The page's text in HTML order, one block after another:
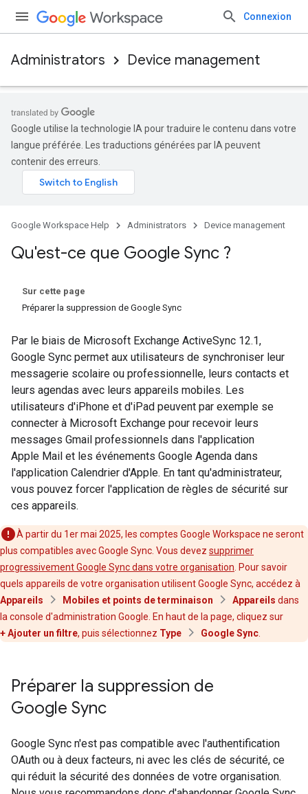
Connexion
Administrators Device management
Google utilise la technologie IA pour traduire le contenu dans votre
langue préférée. Les traductions générées par IA peuvent
contenir des erreurs.
Google Workspace Help Administrators Device management
Qu'est-ce que Google Sync ?
Sur cette page
Préparer la suppression de Google Sync
Par le biais de Microsoft Exchange ActiveSync 12.1,
Google Sync permet aux utilisateurs de synchroniser leur
messagerie scolaire ou professionnelle, leurs contacts et
leurs agendas avec leurs appareils mobiles. Les
utilisateurs d'iPhone et d'iPad peuvent par exemple se
connecter à Microsoft Exchange pour recevoir leurs
messages Gmail professionnels dans l'application
Apple Mail et les événements Google Agenda dans
l'application Calendrier d'Apple. En tant qu'administrateur,
vous pouvez forcer l'application de règles de sécurité sur
ces appareils.
À partir du 1er mai 2025, les comptes Google Workspace ne seront
plus compatibles avec Google Sync. Vous devez supprimer
progressivement Google Sync dans votre organisation . Pour savoir
quels appareils de votre organisation utilisent Google Sync, accédez à
Appareils
Mobiles et points de terminaison Appareils dans
la console d'administration Google. En haut de la page, cliquez sur
+ Ajouter un filtre, puis sélectionnez Type Google Sync
Préparer la suppression de
Google Sync
Google Sync n'est pas compatible avec l'authentification
OAuth ou à deux facteurs, ni avec les clés de sécurité, ce
qui réduit la sécurité des données de votre organisation.